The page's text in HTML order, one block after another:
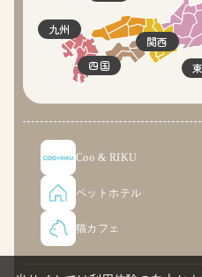
関西
四国
九州
Coo & RIKU
ペットホテル
猫カフェ